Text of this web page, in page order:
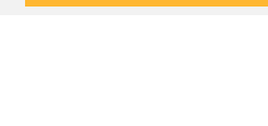
Hotels in Jungholz